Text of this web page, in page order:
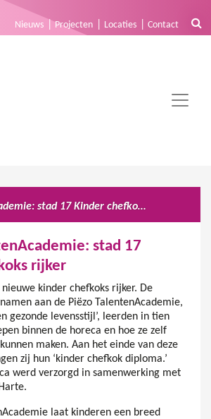
Nieuws Projecten Locaties Contact
Piëzo TalentenAcademie: stad 17 Kinder chefkoks rijker
stad 17
rijker
kinder chefkoks rijker. De
aan de Piëzo TalentenAcademie,
gezonde levensstijl’, leerden in tien
binnen de horeca en hoe ze zelf
maken. Aan het einde van deze
zij hun ‘kinder chefkok diploma.’
werd verzorgd in samenwerking met
laat kinderen een breed